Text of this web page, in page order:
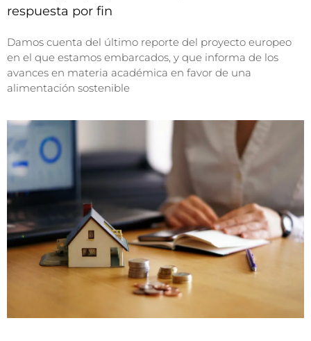
respuesta por fin
Damos cuenta del último reporte del proyecto europeo
en el que estamos embarcados, y que informa de los
avances en materia académica en favor de una
alimentación sostenible